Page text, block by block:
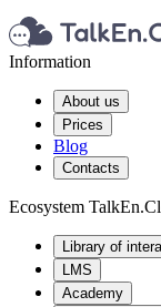
Information
About us
Prices
Blog
Contacts
Ecosystem
Library of
LMS
Academy